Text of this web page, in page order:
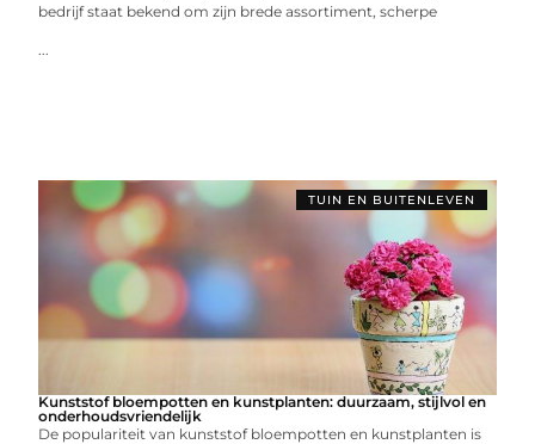
bedrijf staat bekend om zijn brede assortiment, scherpe
...
TUIN EN BUITENLEVEN
Kunststof bloempotten en kunstplanten: duurzaam, stijlvol en
onderhoudsvriendelijk
De populariteit van kunststof bloempotten en kunstplanten is